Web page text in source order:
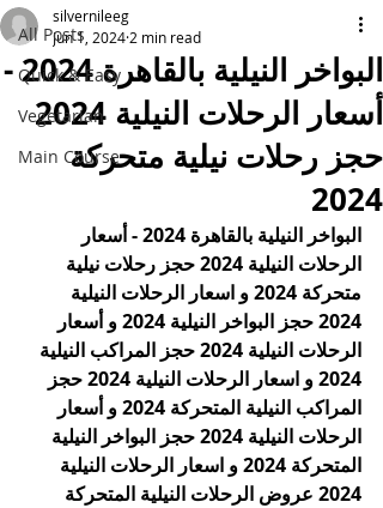
All Posts
Quick & Easy
Vegetarian
Main Course
البواخر النيلية بالقاهرة 2024 -
أسعار الرحلات النيلية 2024
حجز رحلات نيلية متحركة
2024
silvernileeg
Jun 1, 2024 2 min read
البواخر النيلية بالقاهرة 2024 - أسعار
الرحلات النيلية 2024 حجز رحلات نيلية
متحركة 2024 و اسعار الرحلات النيلية
2024 حجز البواخر النيلية 2024 و أسعار
الرحلات النيلية 2024 حجز المراكب النيلية
2024 و اسعار الرحلات النيلية 2024 حجز
المراكب النيلية المتحركة 2024 و أسعار
الرحلات النيلية 2024 حجز البواخر النيلية
المتحركة 2024 و اسعار الرحلات النيلية
2024 عروض الرحلات النيلية المتحركة